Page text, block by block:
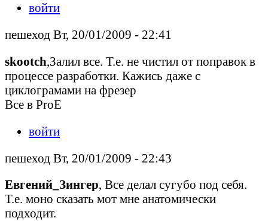
войти
пешеход Вт, 20/01/2009 - 22:41
skootch,Залил все. Т.е. не чистил от поправок в
процессе разработки. Кажись даже с
циклограмами на фрезер
Все в ProE
войти
пешеход Вт, 20/01/2009 - 22:43
Евгений_Зингер, Все делал сугубо под себя.
Т.е. моно сказать мот мне анатомически
подходит.